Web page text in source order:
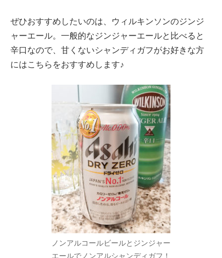
ぜひおすすめしたいのは、ウィルキンソンのジンジ
ャーエール。一般的なジンジャーエールと比べると
辛口なので、甘くないシャンディガフがお好きな方
にはこちらをおすすめします♪
ノンアルコールビールとジンジャー
エールでノンアルシャンディガフ！